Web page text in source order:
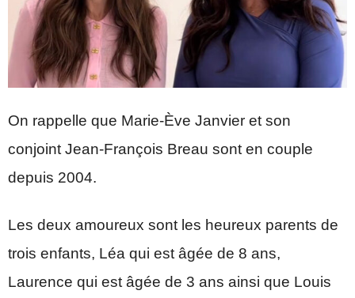
On rappelle que Marie-Ève Janvier et son
conjoint Jean-François Breau sont en couple
depuis 2004.
Les deux amoureux sont les heureux parents de
trois enfants, Léa qui est âgée de 8 ans,
Laurence qui est âgée de 3 ans ainsi que Louis